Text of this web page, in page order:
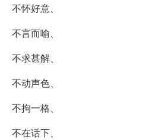
不怀好意、
不言而喻、
不求甚解、
不动声色、
不拘一格、
不在话下、